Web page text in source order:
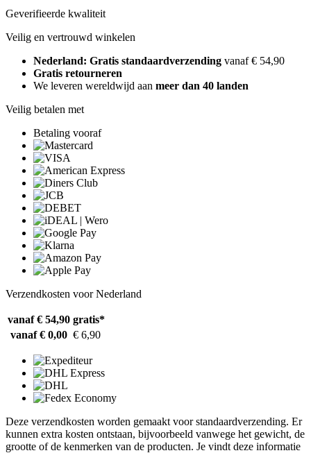
Geverifieerde kwaliteit
Veilig en vertrouwd winkelen
Nederland: Gratis standaardverzending vanaf € 54,90
Gratis retourneren
We leveren wereldwijd aan meer dan 40 landen
Veilig betalen met
Betaling vooraf
Verzendkosten voor Nederland
vanaf € 54,90 gratis*
vanaf € 0,00 € 6,90
Deze verzendkosten worden gemaakt voor standaardverzending. Er
kunnen extra kosten ontstaan, bijvoorbeeld vanwege het gewicht, de
grootte of de kenmerken van de producten. Je vindt deze informatie